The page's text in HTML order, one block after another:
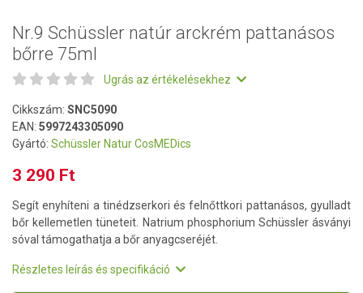
Nr.9 Schüssler natúr arckrém pattanásos
bőrre 75ml
Ugrás az értékelésekhez
Cikkszám: SNC5090
EAN: 5997243305090
Gyártó: Schüssler Natur CosMEDics
3 290 Ft
Segít enyhíteni a tinédzserkori és felnőttkori pattanásos, gyulladt
bőr kellemetlen tüneteit. Natrium phosphorium Schüssler ásványi
sóval támogathatja a bőr anyagcseréjét.
Részletes leírás és specifikáció